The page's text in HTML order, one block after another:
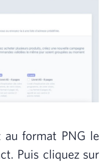
au format PNG le
Puis cliquez sur